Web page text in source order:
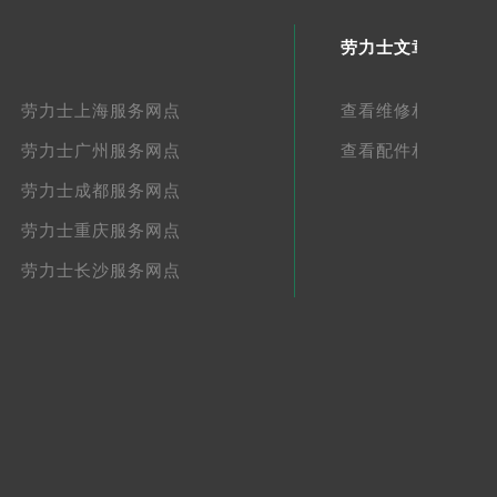
劳力士上海服务网点
劳力士广州服务网点
劳力士成都服务网点
劳力士重庆服务网点
劳力士长沙服务网点
劳力士文章库
查看维修相关文章
查看配件相关文章